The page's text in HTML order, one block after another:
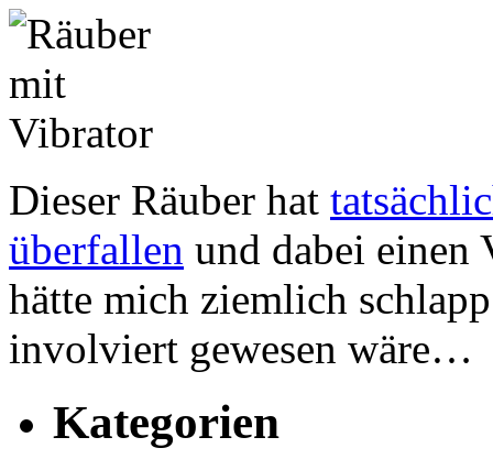
Dieser Räuber hat
überfallen und dabei einen
hätte mich ziemlich
involviert gewesen wäre…
Kategorien